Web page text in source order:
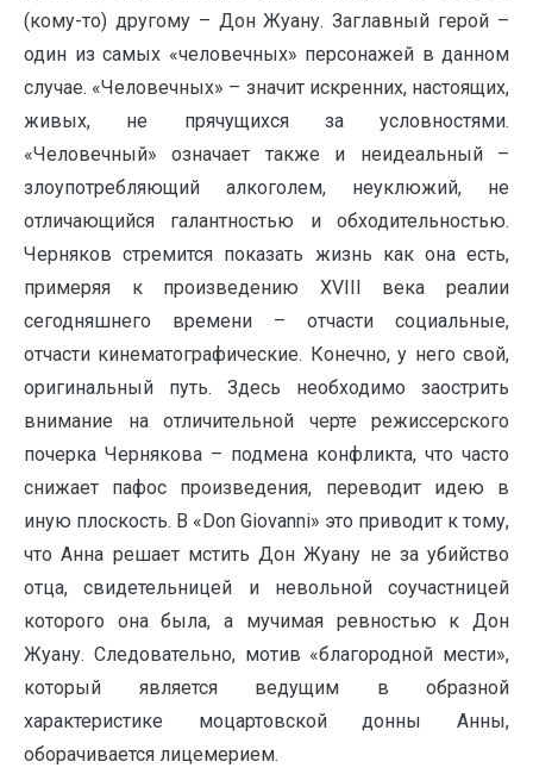
(кому-то) другому – Дон Жуану. Заглавный герой –
один из самых «человечных» персонажей в данном
случае. «Человечных» – значит искренних, настоящих,
живых, не прячущихся за условностями.
«Человечный» означает также и неидеальный –
злоупотребляющий алкоголем, неуклюжий, не
отличающийся галантностью и обходительностью.
Черняков стремится показать жизнь как она есть,
примеряя к произведению XVIII века реалии
сегодняшнего времени – отчасти социальные,
отчасти кинематографические. Конечно, у него свой,
оригинальный путь. Здесь необходимо заострить
внимание на отличительной черте режиссерского
почерка Чернякова – подмена конфликта, что часто
снижает пафос произведения, переводит идею в
иную плоскость. В «Don Giovanni» это приводит к тому,
что Анна решает мстить Дон Жуану не за убийство
отца, свидетельницей и невольной соучастницей
которого она была, а мучимая ревностью к Дон
Жуану. Следовательно, мотив «благородной мести»,
который является ведущим в образной
характеристике моцартовской донны Анны,
оборачивается лицемерием.